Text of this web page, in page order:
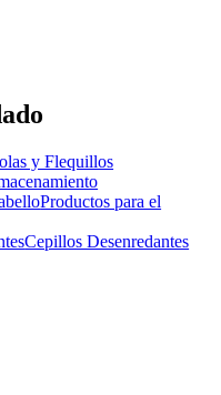
y Flequillos
Productos para el
Cepillos Desenredantes